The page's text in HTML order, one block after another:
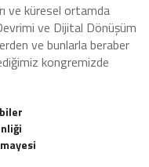
ve küresel ortamda
ve Dijital Dönüşüm
ve bunlarla beraber
kongremizde